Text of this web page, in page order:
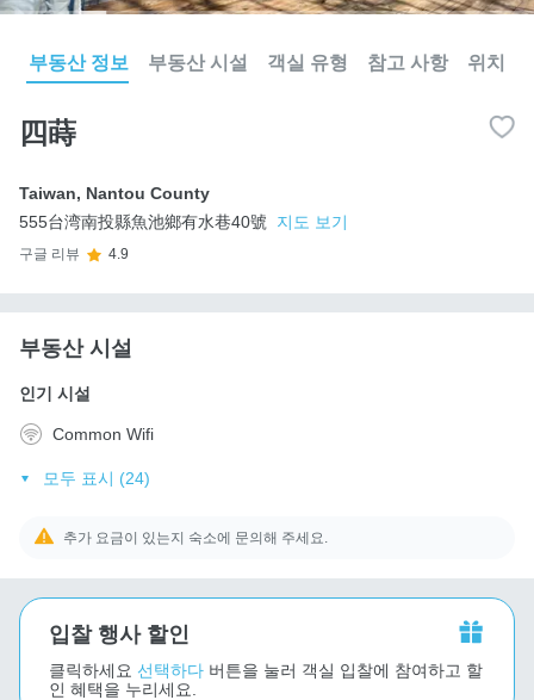
부동산 정보 부동산 시설 객실 유형 참고 사항 위치
四蒔
Taiwan, Nantou County
555台湾南投縣魚池鄉有水巷40號
지도 보기
구글 리뷰 4.9
부동산 시설
인기 시설
Common Wifi
모두 표시 (24)
추가 요금이 있는지 숙소에 문의해 주세요.
입찰 행사 할인
클릭하세요 선택하다 버튼을 눌러 객실 입찰에 참여하고 할
인 혜택을 누리세요.